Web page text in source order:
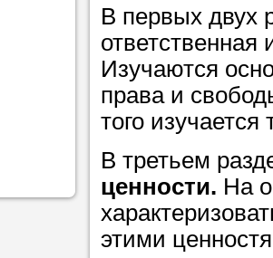
голову, к
помощью -
Nado5.ru!
Наши
помогут
В первых двух
ответственная
Изучаются
права и
того
В третьем
ценности. На
этими